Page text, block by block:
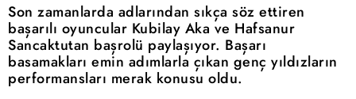
Son zamanlarda adlarından sıkça söz ettiren
başarılı oyuncular Kubilay Aka ve Hafsanur
Sancaktutan başrolü paylaşıyor. Başarı
basamakları emin adımlarla çıkan genç yıldızların
performansları merak konusu oldu.